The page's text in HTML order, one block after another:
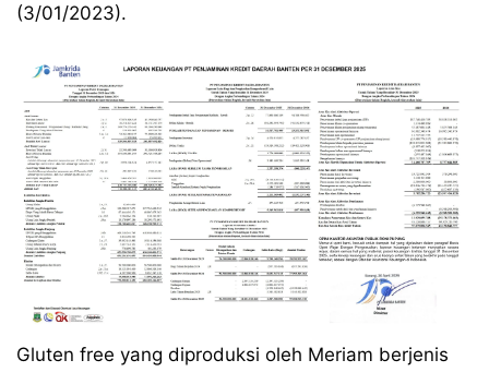
(3/01/2023).
Gluten free yang diproduksi oleh Meriam berjenis